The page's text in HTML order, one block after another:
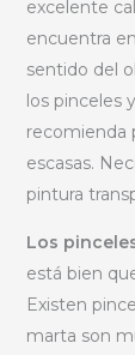
excelente
encuentra
sentido del
los pinceles
recomienda
escasas.
pintura
Los
está bien
Existen
marta son